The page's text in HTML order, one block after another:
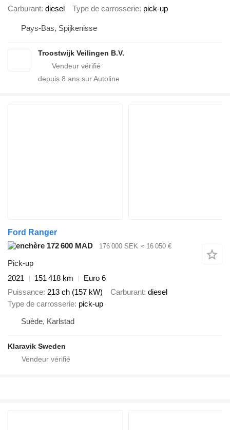
Carburant diesel Type de carrosserie pick-up
Pays-Bas, Spijkenisse
Troostwijk Veilingen B.V.
depuis 8 ans sur Autoline
Ford Ranger
172 600 MAD
176 000 SEK ≈ 16 050 €
Pick-up
2021
151 418 km
Euro 6
Puissance 213 ch (157 kW) Carburant diesel
Type de carrosserie pick-up
Suède, Karlstad
Klaravik Sweden